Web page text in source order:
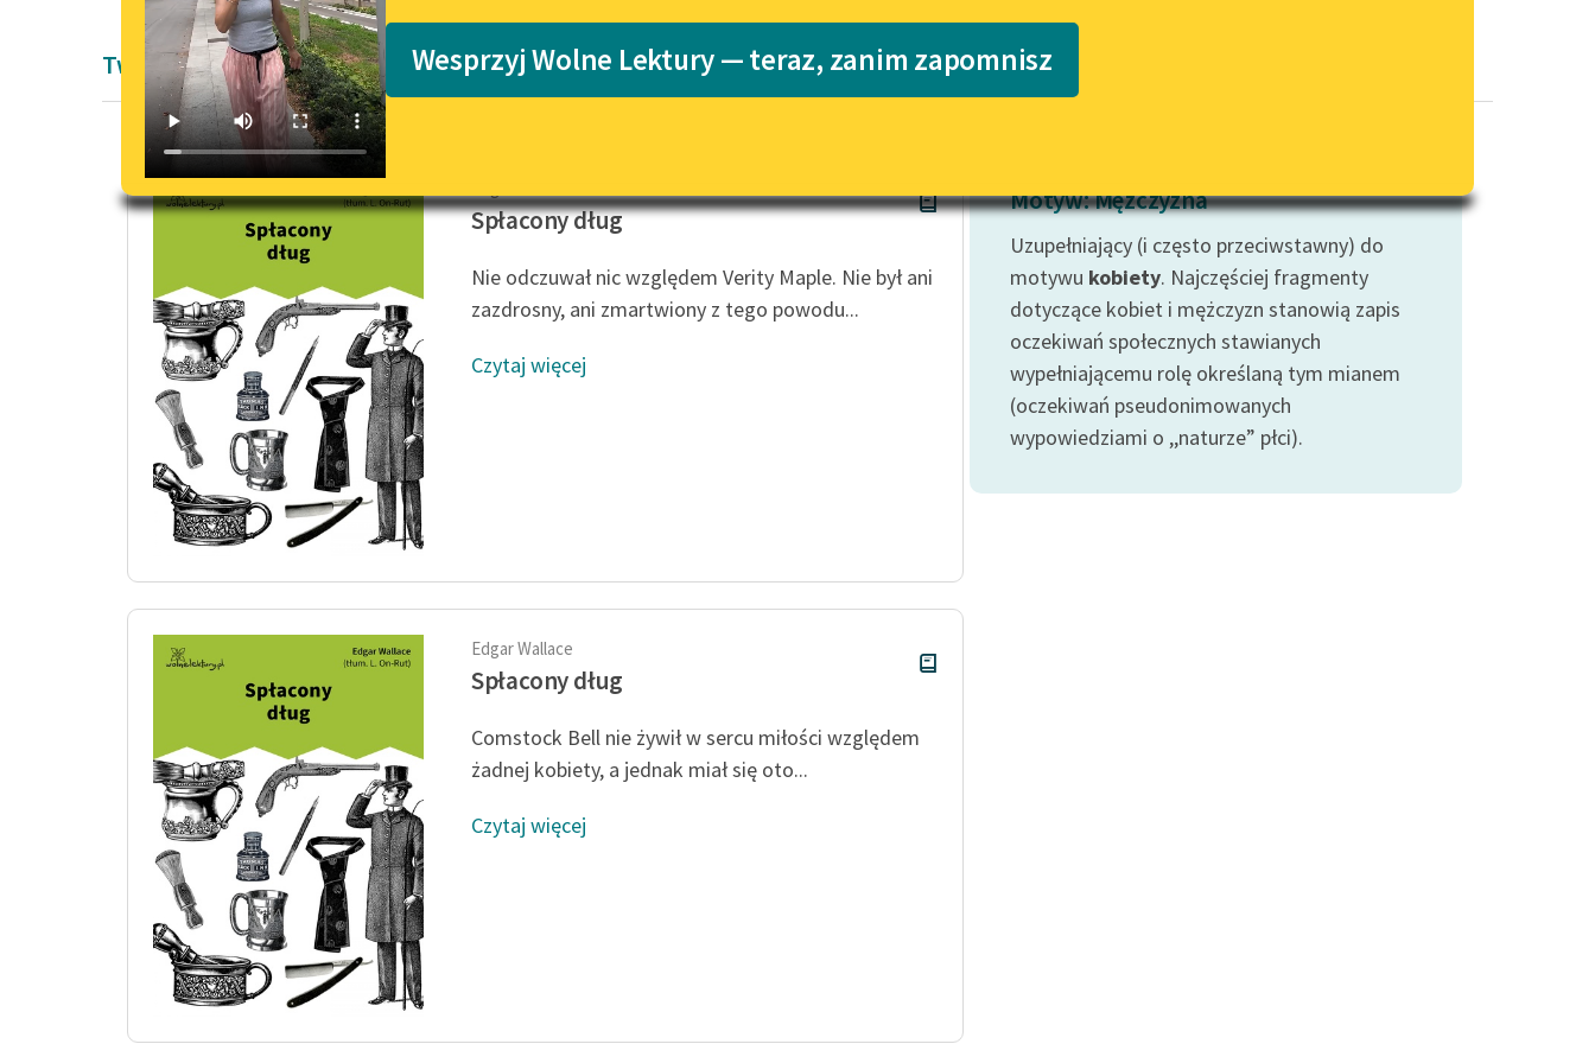
Lektury szkolne i klasyka
literatury do słuchania dla
E-kolekcja lektur szkolnych i
literatury do słuchania dla
niepełnosprawnościami
Feministyczne inspiracje.
Popularyzacja skandynawskiej
Katalog
Katalog w formacie PDF
wrażliwych
Deklaracja dostępności
Wesprzyj Wolne Lektury — teraz, zanim zapomnisz
Twórczość Edgara Wallace'a
Spłacony dług
Nie odczuwał nic względem Verity Maple. Nie był ani
zazdrosny, ani zmartwiony z tego powodu...
Czytaj więcej
Edgar Wallace
Spłacony dług
Comstock Bell nie żywił w sercu miłości względem
żadnej kobiety, a jednak miał się oto...
Czytaj więcej
Motyw: Mężczyzna
Uzupełniający (i często przeciwstawny) do
motywu kobiety. Najczęściej fragmenty
dotyczące kobiet i mężczyzn stanowią zapis
oczekiwań społecznych stawianych
wypełniającemu rolę określaną tym mianem
(oczekiwań pseudonimowanych
wypowiedziami o ,,naturze” płci).